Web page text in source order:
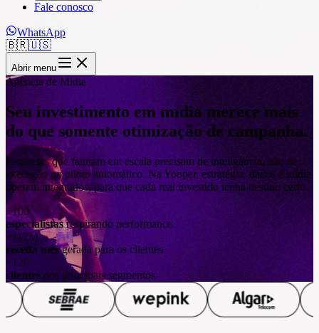
Fale conosco
WhatsApp
🇧🇷🇺🇸
Abrir menu
Agência de Mídia
Seu investimento em mídia merece mais
do que somente otimização de campanha.
Empresas que faturam em escala precisam de inteligência, não de
execução no piloto automático. Na Yooper, estratégia, dados e mídia
operam integrados, para que cada real investido tenha destino certo.
+100
especialistasrespirando performance
+112M
receita mêsgerada para os clientes
+120
clientes dos principais segmentos